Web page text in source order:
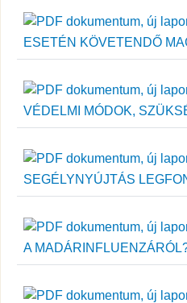
ESETÉN KÖVETENDŐ
VÉDELMI MÓDOK,
SEGÉLYNYÚJTÁS
A